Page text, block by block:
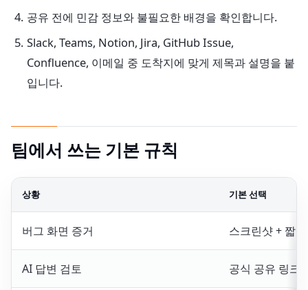
공유 전에 민감 정보와 불필요한 배경을 확인합니다.
Slack, Teams, Notion, Jira, GitHub Issue,
Confluence, 이메일 중 도착지에 맞게 제목과 설명을 붙
입니다.
팀에서 쓰는 기본 규칙
상황 기본 선택
버그 화면 증거 스크린샷 + 짧
AI 답변 검토 공식 공유 링크